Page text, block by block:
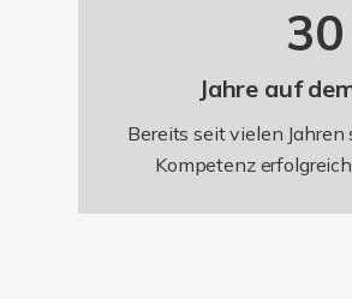
30
Jahre auf
Bereits seit vielen
Kompetenz